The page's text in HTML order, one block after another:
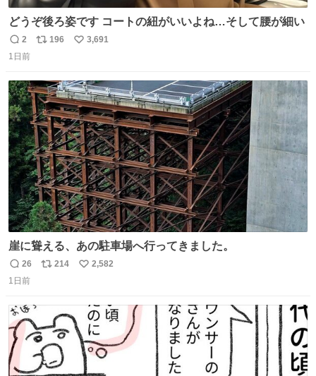
どうぞ後ろ姿です コートの紐がいいよね…そして腰が細い
返
信
2
リ
ト
数
196
い
数
3,691
1日前
崖に聳える、あの駐車場へ行ってきました。
返
信
26
リ
数
214
い
2,582
1日前